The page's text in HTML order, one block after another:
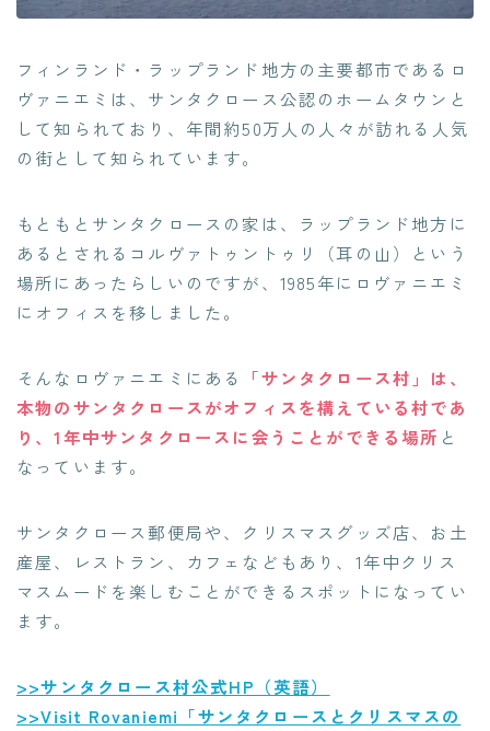
フィンランド・ラップランド地方の主要都市であるロ
ヴァニエミは、サンタクロース公認のホームタウンと
して知られており、年間約50万人の人々が訪れる人気
の街として知られています。
もともとサンタクロースの家は、ラップランド地方に
あるとされるコルヴァトゥントゥリ（耳の山）という
場所にあったらしいのですが、1985年にロヴァニエミ
にオフィスを移しました。
そんなロヴァニエミにある
「サンタクロース村」は、
本物のサンタクロースがオフィスを構えている村であ
り、1年中サンタクロースに会うことができる場所 と
なっています。
サンタクロース郵便局や、クリスマスグッズ店、お土
産屋、レストラン、カフェなどもあり、1年中クリス
マスムードを楽しむことができるスポットになってい
ます。
>>サンタクロース村公式HP（英語）
>>Visit Rovaniemi「サンタクロースとクリスマスの